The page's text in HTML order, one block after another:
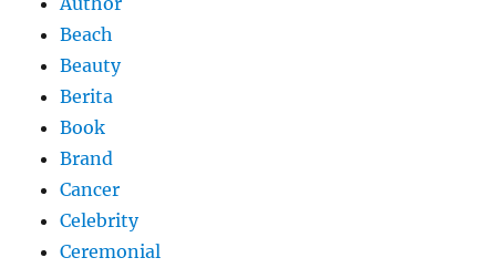
Beach
Beauty
Berita
Book
Brand
Cancer
Celebrity
Ceremonial